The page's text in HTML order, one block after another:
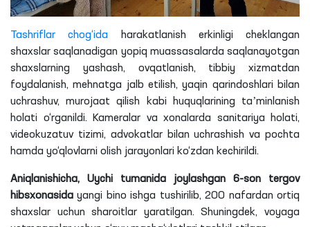
Tashriflar chog‘ida harakatlanish erkinligi cheklangan
shaxslar saqlanadigan yopiq muassasalarda saqlanayotgan
shaxslarning yashash, ovqatlanish, tibbiy xizmatdan
foydalanish, mehnatga jalb etilish, yaqin qarindoshlari bilan
uchrashuv, murojaat qilish kabi huquqlarining taʼminlanish
holati o‘rganildi. Kameralar va xonalarda sanitariya holati,
videokuzatuv tizimi, advokatlar bilan uchrashish va pochta
hamda yo‘qlovlarni olish jarayonlari ko‘zdan kechirildi.
Aniqlanishicha, Uychi tumanida joylashgan 6-son tergov
hibsxonasida yangi bino ishga tushirilib, 200 nafardan ortiq
shaxslar uchun sharoitlar yaratilgan. Shuningdek, voyaga